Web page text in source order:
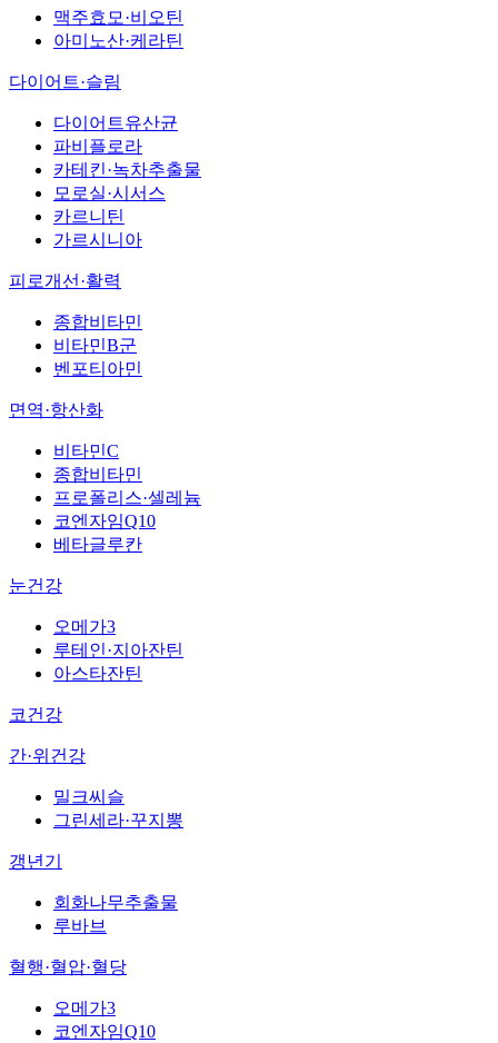
맥주효모·비오틴
아미노산·케라틴
다이어트·슬림
다이어트유산균
파비플로라
카테킨·녹차추출물
모로실·시서스
카르니틴
가르시니아
피로개선·활력
종합비타민
비타민B군
벤포티아민
면역·항산화
비타민C
종합비타민
프로폴리스·셀레늄
코엔자임Q10
베타글루칸
눈건강
오메가3
루테인·지아잔틴
아스타잔틴
코건강
간·위건강
밀크씨슬
그린세라·꾸지뽕
갱년기
회화나무추출물
루바브
혈행·혈압·혈당
오메가3
코엔자임Q10